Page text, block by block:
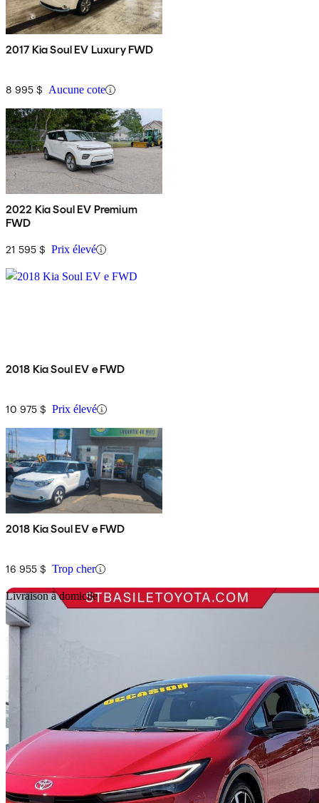
2017 Kia Soul EV Luxury FWD
8 995 $ Aucune cote
2022 Kia Soul EV Premium
FWD
21 595 $ Prix élevé
2018 Kia Soul EV e FWD
10 975 $ Prix élevé
2018 Kia Soul EV e FWD
16 955 $ Trop cher
Livraison à domicile
2024 Toyota Prius Prime